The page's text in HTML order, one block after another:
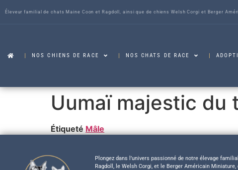
Éleveur familial de chats Maine Coon et Ragdoll, ainsi que de chiens Welsh Corgi et Berger
NOS CHIENS DE RACE NOS CHATS DE RACE
Uumaï majestic du
Étiqueté Mâle
Plongez dans l’univers passionné de notre élevage
Ragdoll, le Welsh Corgi, et le Berger Américain